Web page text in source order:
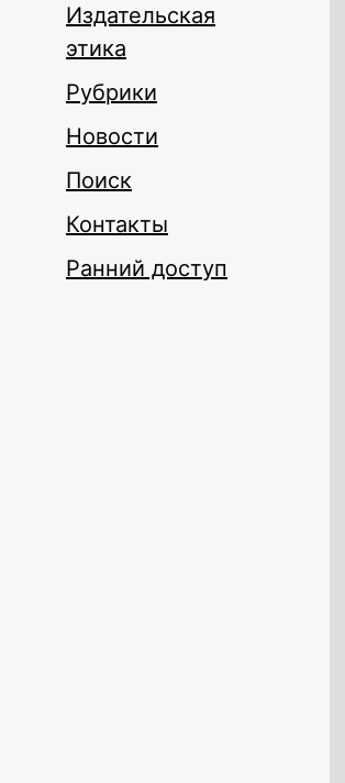
Издательская
этика
Рубрики
Новости
Поиск
Контакты
Ранний доступ